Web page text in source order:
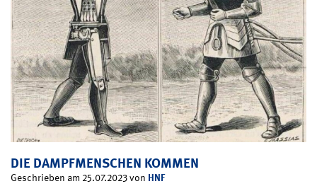
DIE DAMPFMENSCHEN KOMMEN
Geschrieben am 25.07.2023 von HNF